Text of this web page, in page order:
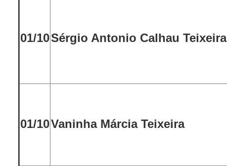
01/10Sérgio Antonio Calhau Teixeira
01/10Vaninha Márcia Teixeira